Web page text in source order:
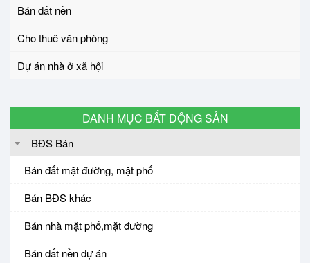
Bán đất nền
Cho thuê văn phòng
Dự án nhà ở xã hội
DANH MỤC BẤT ĐỘNG SẢN
BĐS Bán
Bán đất mặt đường, mặt phố
Bán BĐS khác
Bán nhà mặt phố,mặt đường
Bán đất nền dự án